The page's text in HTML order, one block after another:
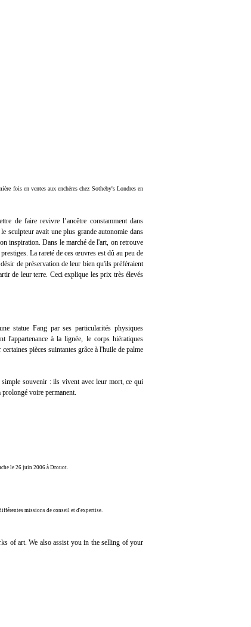
fois en ventes aux enchères chez Sotheby's Londres en
de faire revivre l’ancêtre constamment dans
sculpteur avait une plus grande autonomie dans
inspiration. Dans le marché de l'art, on retrouve
La rareté de ces œuvres est dû au peu de
de préservation de leur bien qu'ils préféraient
de leur terre. Ceci explique les prix très élevés
statue Fang par ses particularités physiques
l'appartenance à la lignée, le corps hiératiques
pièces suintantes grâce à l'huile de palme
simple souvenir : ils vivent avec leur mort, ce qui
voire permanent.
le 26 juin 2006 à Drouot.
missions de conseil et d'expertise.
of art. We also assist you in the selling of your